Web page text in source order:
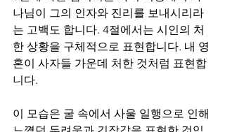
나님이 그의 인자와 진리를 보내시리라
는 고백도 합니다. 4절에서는 시인의 처
한 상황을 구체적으로 표현합니다. 내 영
혼이 사자들 가운데 처한 것처럼 표현합
니다.
이 모습은 굴 속에서 사울 일행으로 인해